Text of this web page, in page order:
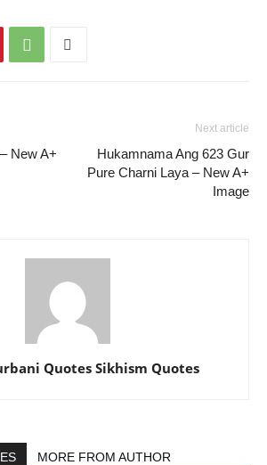
New A+
Next article
Hukamnama Ang 623 Gur
Pure Charni Laya – New A+
Image
Quotes Sikhism Quotes
MORE FROM AUTHOR